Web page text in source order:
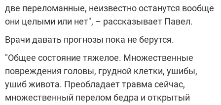
две переломанные, неизвестно останутся вообще
они целыми или нет", – рассказывает Павел.
Врачи давать прогнозы пока не берутся.
"Общее состояние тяжелое. Множественные
повреждения головы, грудной клетки, ушибы,
ушиб живота. Преобладает травма сейчас,
множественный перелом бедра и открытый